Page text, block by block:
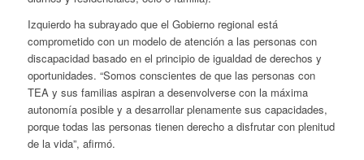
Izquierdo ha subrayado que el Gobierno regional está
comprometido con un modelo de atención a las personas con
discapacidad basado en el principio de igualdad de derechos y
oportunidades. “Somos conscientes de que las personas con
TEA y sus familias aspiran a desenvolverse con la máxima
autonomía posible y a desarrollar plenamente sus capacidades,
porque todas las personas tienen derecho a disfrutar con plenitud
de la vida”, afirmó.